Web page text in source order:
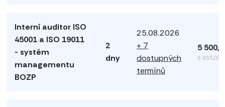
Interní auditor ISO
45001 a ISO 19011
- systém
managementu
BOZP
2
dny
25.08.2026
+ 7
dostupných
termínů
5
6 655,00